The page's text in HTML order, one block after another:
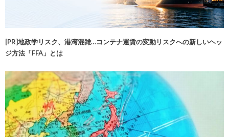
[PR]地政学リスク、港湾混雑…コンテナ運賃の変動リスクへの新しいヘッ
ジ方法「FFA」とは